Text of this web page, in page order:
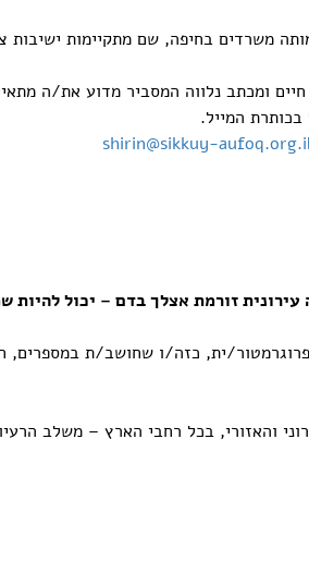
משרדים בחיפה, שם מתקיימות ישיבות
המייל.
shirin@sikkuy-aufoq.org.il
זורמת אצלך בדם – יכול להיות
ית, כזה/ו שחושב/ת במספרים,
והאזורי, בכל רחבי הארץ – משלב